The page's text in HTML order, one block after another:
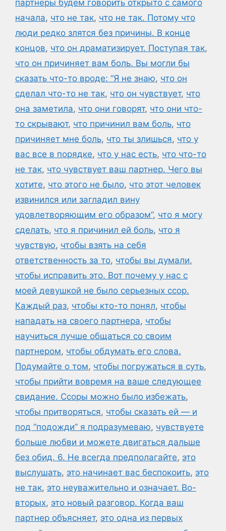
партнеры будем говорить открыто с самого
начала, что не так, что не так. Потому что
люди редко злятся без причины. В конце
концов, что он драматизирует. Поступая так,
что он причиняет вам боль. Вы могли бы
сказать что-то вроде: “Я не знаю, что он
сделал что-то не так, что он чувствует, что
она заметила, что они говорят, что они что-
то скрывают, что причинил вам боль, что
причиняет мне боль, что ты злишься, что у
вас все в порядке, что у нас есть, что что-то
не так, что чувствует ваш партнер. Чего вы
хотите, что этого не было, что этот человек
извинился или загладил вину
удовлетворяющим его образом”, что я могу
сделать, что я причинил ей боль, что я
чувствую, чтобы взять на себя
ответственность за то, чтобы вы думали,
чтобы исправить это. Вот почему у нас с
моей девушкой не было серьезных ссор.
Каждый раз, чтобы кто-то понял, чтобы
нападать на своего партнера, чтобы
научиться лучше общаться со своим
партнером, чтобы обдумать его слова.
Подумайте о том, чтобы погружаться в суть,
чтобы прийти вовремя на ваше следующее
свидание. Ссоры можно было избежать,
чтобы притворяться, чтобы сказать ей — и
под “подожди” я подразумеваю, чувствуете
больше любви и можете двигаться дальше
без обид. 6. Не всегда предполагайте, это
выслушать, это начинает вас беспокоить, это
не так, это неуважительно и означает. Во-
вторых, это новый разговор. Когда ваш
партнер объясняет, это одна из первых